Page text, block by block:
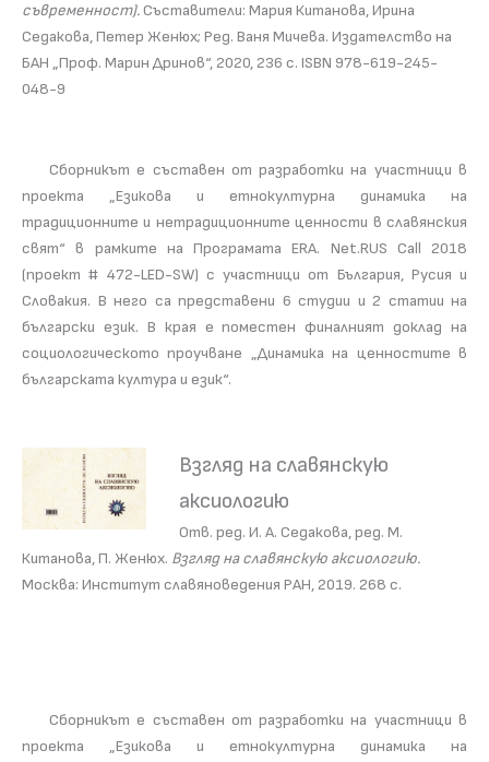
съвременност).Съставители: Мария Китанова, Ирина
Седакова, Петер Женюх; Ред. Ваня Мичева. Издателство на
БАН „Проф. Марин Дринов“, 2020, 236 с. ISBN 978-619-245-
048-9
Сборникът е съставен от разработки на участници в
проекта „Езикова и етнокултурна динамика на
традиционните и нетрадиционните ценности в славянския
свят“ в рамките на Програмата ERA. Net.RUS Call 2018
(проект # 472-LED-SW) с участници от България, Русия и
Словакия. В него са представени 6 студии и 2 статии на
български език. В края е поместен финалният доклад на
социологическото проучване „Динамика на ценностите в
българската култура и език“.
Взгляд на славянскую
аксиологию
Отв. ред. И. А. Седакова, ред. М.
Китанова, П. Женюх. Взгляд на славянскую аксиологию.
Москва: Институт славяноведения РАН, 2019. 268 с.
Сборникът е съставен от разработки на участници в
проекта „Езикова и етнокултурна динамика на